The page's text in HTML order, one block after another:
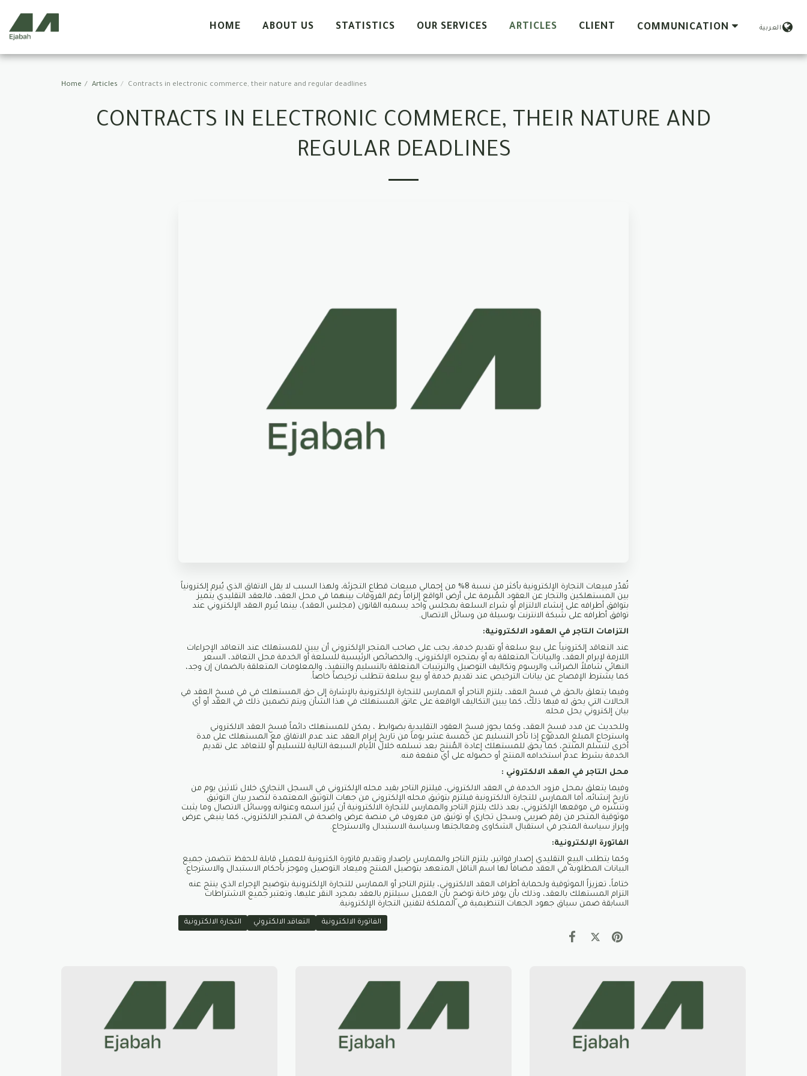
HOME ABOUT US STATISTICS OUR SERVICES ARTICLES CLIENT COMMUNICATION العربية
Home Articles Contracts in electronic commerce, their nature and regular deadlines
CONTRACTS IN ELECTRONIC COMMERCE, THEIR NATURE AND
REGULAR DEADLINES
تُقدّر مبيعات التجارة الإلكترونية بأكثر من نسبة 8% من إجمالي مبيعات قطاع التجزئة، ولهذا السبب لا يقل الاتفاق الذي يُبرم إلكترونياً
بين المستهلكين والتجار عن العقود المُبرمة على أرض الواقع إلزاماً رغم الفروقات بينهما في محل العقد، فالعقد التقليدي يتميز
بتوافق أطرافه على إنشاء الالتزام أو شراء السلعة بمجلس واحد يسميه القانون (مجلس العقد)، بينما يُبرم العقد الإلكتروني عند
توافق أطرافه على شبكة الانترنت بوسيلة من وسائل الاتصال.
التزامات التاجر في العقود الالكترونية:
عند التعاقد إلكترونياً على بيع سلعة أو تقديم خدمة، يجب على صاحب المتجر الإلكتروني أن يبين للمستهلك عند التعاقد الإجراءات
اللازمة لإبرام العقد، والبيانات المتعلقة به أو بمتجره الإلكتروني، والخصائص الرئيسية للسلعة أو الخدمة محل التعاقد، السعر
النهائي شاملاً الضرائب والرسوم وتكاليف التوصيل والترتيبات المتعلقة بالتسليم والتنفيذ، والمعلومات المتعلقة بالضمان إن وجد،
كما يشترط الإفصاح عن بيانات الترخيص عند تقديم خدمة أو بيع سلعة تتطلب ترخيصاً خاصاً.
وفيما يتعلق بالحق في فسخ العقد، يلتزم التاجر أو الممارس للتجارة الإلكترونية بالإشارة إلى حق المستهلك في في فسخ العقد في
الحالات التي يحق له فيها ذلك، كما يبين التكاليف الواقعة على عاتق المستهلك في هذا الشأن ويتم تضمين ذلك في العقد أو أي
بيان إلكتروني يحل محله.
وللحديث عن مدد فسخ العقد، وكما يجوز فسخ العقود التقليدية بضوابط ، يمكن للمستهلك دائماً فسخ العقد الالكتروني
واسترجاع المبلغ المدفوع إذا تأخر التسليم عن خمسة عشر يوماً من تاريخ إبرام العقد عند عدم الاتفاق مع المستهلك على مدة
أخرى لتسلم المنتج، كما يحق للمستهلك إعادة المُنتج بعد تسلمه خلال الأيام السبعة التالية للتسليم أو للتعاقد على تقديم
الخدمة بشرط عدم استخدامه المنتج أو حصوله على أي منفعة منه.
محل التاجر في العقد الالكتروني :
وفيما يتعلق بمحل مزود الخدمة في العقد الالكتروني، فيلتزم التاجر بقيد محله الإلكتروني في السجل التجاري خلال ثلاثين يوم من
تاريخ إنشائه، أما الممارس للتجارة الالكترونية فيلتزم بتوثيق محله الإلكتروني من جهات التوثيق المعتمدة لتُصدر بيان التوثيق
وتنشره في موقعها الإلكتروني، بعد ذلك يلتزم التاجر والممارس للتجارة الالكترونية أن يُبرز اسمه وعنوانه ووسائل الاتصال وما يثبت
موثوقية المتجر من رقم ضريبي وسجل تجاري أو توثيق من معروف في منصة عرض واضحة في المتجر الالكتروني، كما ينبغي عرض
وإبراز سياسة المتجر في استقبال الشكاوى ومعالجتها وسياسة الاستبدال والاسترجاع.
الفاتورة الإلكترونية:
وكما يتطلب البيع التقليدي إصدار فواتير، يلتزم التاجر والممارس بإصدار وتقديم فاتورة الكترونية للعميل قابلة للحفظ تتضمن جميع
البيانات المطلوبة في العقد مضافاً لها اسم الناقل المتعهد بتوصيل المنتج وميعاد التوصيل وموجز بأحكام الاستبدال والاسترجاع.
ختاماً، تعزيزاً الموثوقية ولحماية أطراف العقد الالكتروني، يلتزم التاجر أو الممارس للتجارة الإلكترونية بتوضيح الإجراء الذي ينتج عنه
التزام المستهلك بالعقد، وذلك بأن يوفر خانة توضح بأن العميل سيلتزم بالعقد بمجرد النقر عليها، وتعتبر جميع الاشتراطات
السابقة ضمن سياق جهود الجهات التنظيمية في المملكة لتقنين التجارة الإلكترونية.
التجارة الالكترونية التعاقد الالكتروني الفاتورة الالكترونية